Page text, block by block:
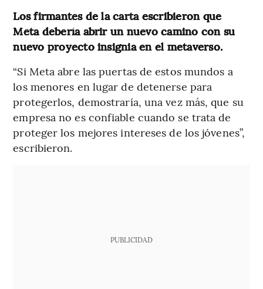
Los firmantes de la carta escribieron que
Meta debería abrir un nuevo camino con su
nuevo proyecto insignia en el metaverso.
“Si Meta abre las puertas de estos mundos a
los menores en lugar de detenerse para
protegerlos, demostraría, una vez más, que su
empresa no es confiable cuando se trata de
proteger los mejores intereses de los jóvenes”,
escribieron.
PUBLICIDAD